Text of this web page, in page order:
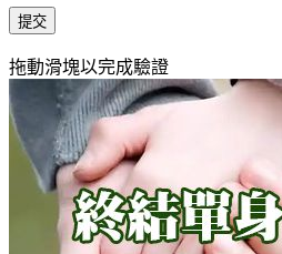
提交
拖動滑塊以完成驗證